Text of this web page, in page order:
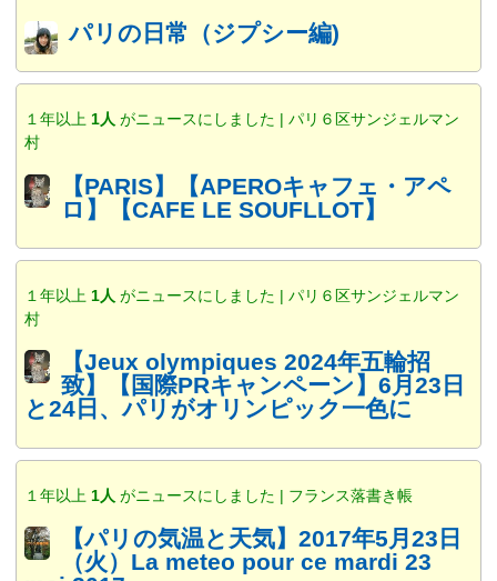
パリの日常（ジプシー編)
１年以上 1人 がニュースにしました | パリ６区サンジェルマン
村
【PARIS】【APEROキャフェ・アペ
ロ】【CAFE LE SOUFLLOT】
１年以上 1人 がニュースにしました | パリ６区サンジェルマン
村
【Jeux olympiques 2024年五輪招
致】【国際PRキャンペーン】6月23日
と24日、パリがオリンピック一色に
１年以上 1人 がニュースにしました | フランス落書き帳
【パリの気温と天気】2017年5月23日
（火）La meteo pour ce mardi 23